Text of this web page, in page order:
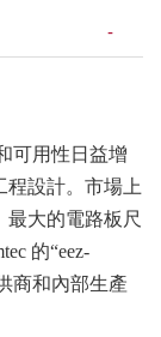
可用性日益增
設計。市場上
大的電路板尺
的“eez-
商和內部生產